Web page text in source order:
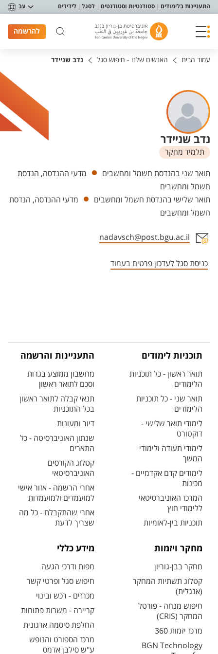
תפריט נגישות
התעניינות בלימודים סטודנטיות וסטודנטים לסגל לידידים עב
להרשמה
עמוד הבית האנשים שלנו - חיפוש סגל נדב שניידר
נדב שניידר
תלמיד מחקר
יחידות
תואר שני בהנדסת חשמל ומחשבים
מדעי ההנדסה, הנדסת
חשמל ומחשבים
תואר שלישי בהנדסת חשמל ומחשבים
מדעי ההנדסה, הנדסת
חשמל ומחשבים
nadavsch@post.bgu.ac.il
כניסת סגל לעדכון פרטים בעמוד
תוכניות לימודים
תואר ראשון - כל תוכניות
הלימודים
תואר שני - כל תוכניות
הלימודים
לימודי תואר שלישי -
דוקטורט
לימודי תעודה ולימודי
המשך
לימודים קדם אקדמיים -
מכינות
המרכז האוניברסיטאי
ללימודי חוץ
תוכניות בין-לאומיות
התעניינות והרשמה
מחשבון ממוצע בגרות
וסכם לתואר ראשון
תנאי קבלה לתואר ראשון
בכל התוכניות
דיור ומעונות
שנתון האוניברסיטה - כל
התארים
קטלוג הקורסים
האוניברסיטאי
אחרי הרשמה - אזור אישי
למועמדים ולמועמדות
אחרי שהתקבלת - כל מה
שצריך לדעת
מחקר ויזמות
מחקר בבן-גוריון
קטלוג תשתיות המחקר
(אנגלית)
חיפוש מנחה - פורטל
המחקר (CRIS)
מרכז יזמות 360
BGN Technology
מידע כללי
מפות ודרכי הגעה
חיפוש סגל ופרטי קשר
מכרזים - רכש ובינוי
קריירה - משרות פתוחות
החלפת סיסמה ארגונית
מרכז הספורט והנופש
ע"ש סילבן אדמס